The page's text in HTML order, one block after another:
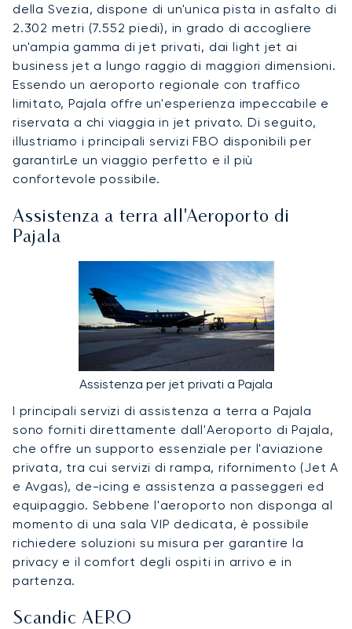
della Svezia, dispone di un'unica pista in asfalto di
2.302 metri (7.552 piedi), in grado di accogliere
un'ampia gamma di jet privati, dai light jet ai
business jet a lungo raggio di maggiori dimensioni.
Essendo un aeroporto regionale con traffico
limitato, Pajala offre un'esperienza impeccabile e
riservata a chi viaggia in jet privato. Di seguito,
illustriamo i principali servizi FBO disponibili per
garantirLe un viaggio perfetto e il più
confortevole possibile.
Assistenza a terra all'Aeroporto di
Pajala
Assistenza per jet privati a Pajala
I principali servizi di assistenza a terra a Pajala
sono forniti direttamente dall'Aeroporto di Pajala,
che offre un supporto essenziale per l'aviazione
privata, tra cui servizi di rampa, rifornimento (Jet A
e Avgas), de-icing e assistenza a passeggeri ed
equipaggio. Sebbene l'aeroporto non disponga al
momento di una sala VIP dedicata, è possibile
richiedere soluzioni su misura per garantire la
privacy e il comfort degli ospiti in arrivo e in
partenza.
Scandic AERO